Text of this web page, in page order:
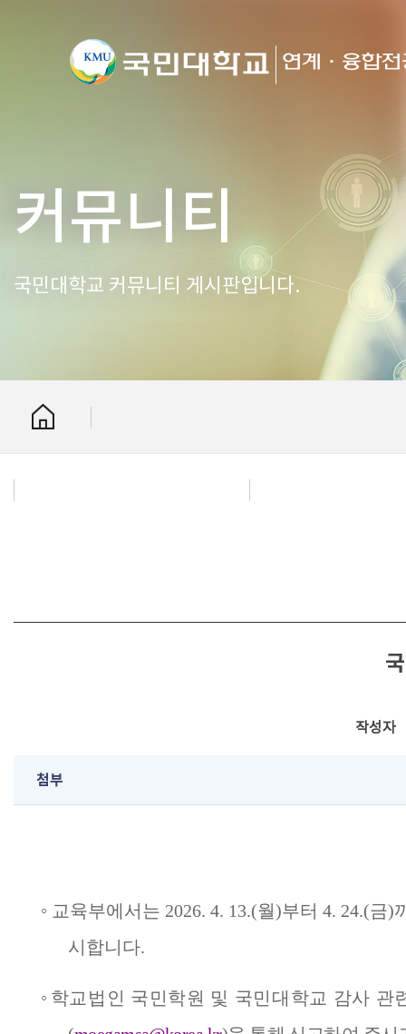
커뮤니티
국민대학교 커뮤니티 게시판입니다.
작성자
첨부
◦ 교육부에서는 2026. 4. 13.(월)부터 4. 24.(금)
시합니다.
◦ 학교법인 국민학원 및 국민대학교 감사 관